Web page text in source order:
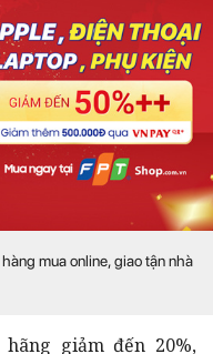
mua online, giao tận nhà
giảm đến 20%,